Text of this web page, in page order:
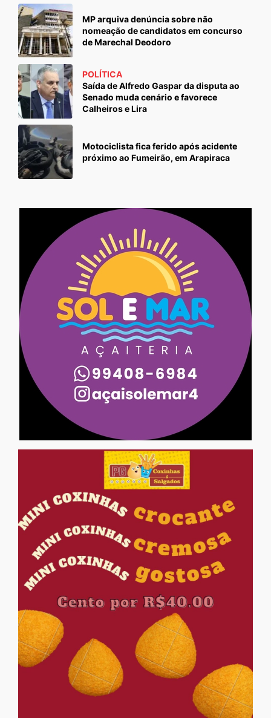
MP arquiva denúncia sobre não
nomeação de candidatos em concurso
de Marechal Deodoro
POLÍTICA
Saída de Alfredo Gaspar da disputa ao
Senado muda cenário e favorece
Calheiros e Lira
Motociclista fica ferido após acidente
próximo ao Fumeirão, em Arapiraca